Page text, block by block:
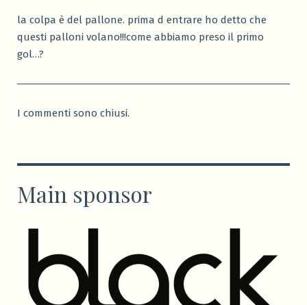
la colpa è del pallone. prima d entrare ho detto che
questi palloni volano!!!come abbiamo preso il primo
gol…?
I commenti sono chiusi.
Main sponsor